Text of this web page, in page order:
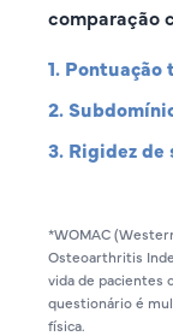
comparação
1. Pontuação
2.
3. Rigidez
*WOMAC
Osteoarthritis
vida de pacientes
questionário é
física.